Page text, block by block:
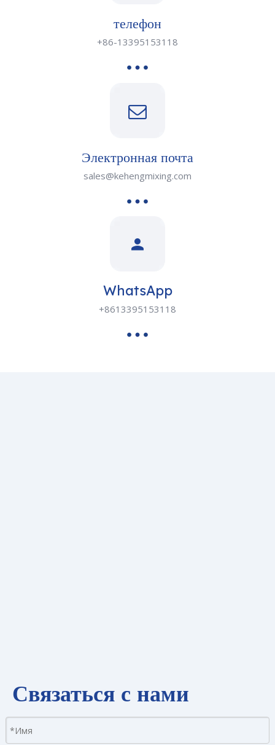
телефон
+86-13395153118
Электронная почта
sales@kehengmixing.com
WhatsApp
+8613395153118
Связаться с нами